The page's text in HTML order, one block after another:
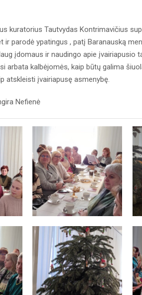
kuratorius Tautvydas Kontrimavičius
parodė ypatingus , patį Baranauską
įdomaus ir naudingo apie įvairiapusio
arbata kalbėjomės, kaip būtų galima
atskleisti įvairiapusę asmenybę.
Nefienė